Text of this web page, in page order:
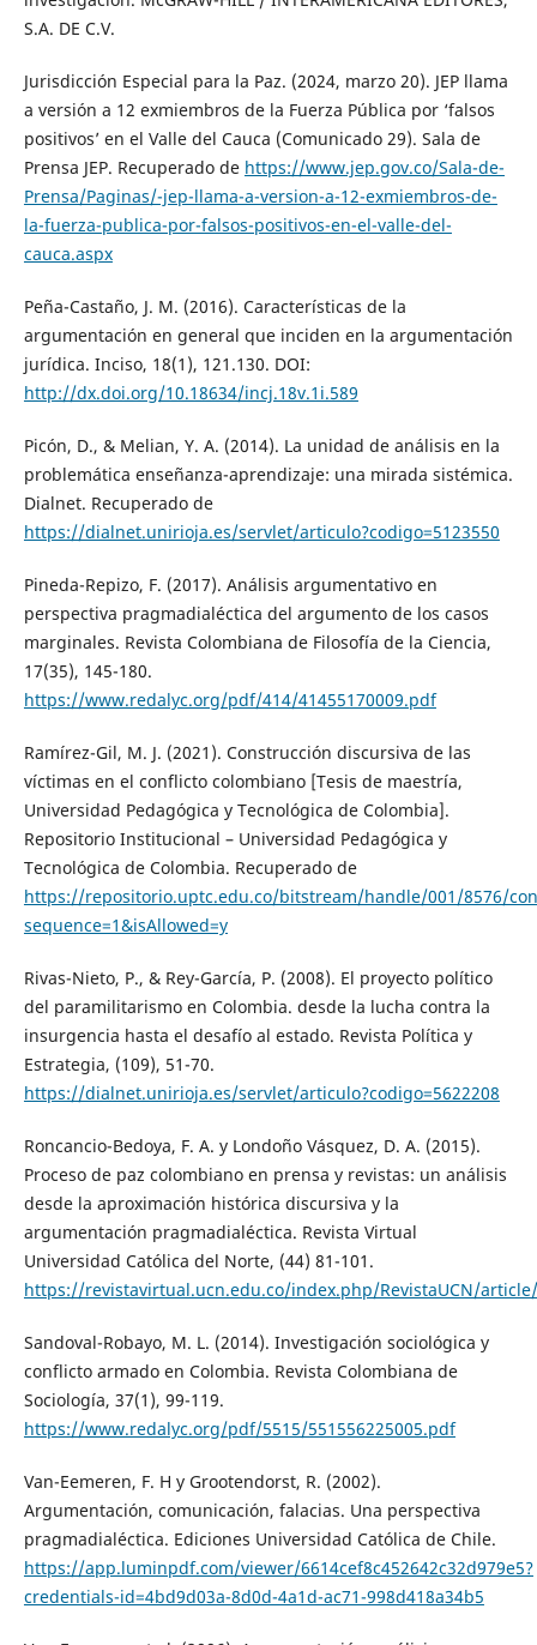
S.A. DE C.V.
Jurisdicción Especial para la Paz. (2024, marzo 20). JEP llama
a versión a 12 exmiembros de la Fuerza Pública por ‘falsos
positivos’ en el Valle del Cauca (Comunicado 29). Sala de
Prensa JEP. Recuperado de https://www.jep.gov.co/Sala-de-
Prensa/Paginas/-jep-llama-a-version-a-12-exmiembros-de-
la-fuerza-publica-por-falsos-positivos-en-el-valle-del-
cauca.aspx
Peña-Castaño, J. M. (2016). Características de la
argumentación en general que inciden en la argumentación
jurídica. Inciso, 18(1), 121.130. DOI:
http://dx.doi.org/10.18634/incj.18v.1i.589
Picón, D., & Melian, Y. A. (2014). La unidad de análisis en la
problemática enseñanza-aprendizaje: una mirada sistémica.
Dialnet. Recuperado de
https://dialnet.unirioja.es/servlet/articulo?codigo=5123550
Pineda-Repizo, F. (2017). Análisis argumentativo en
perspectiva pragmadialéctica del argumento de los casos
marginales. Revista Colombiana de Filosofía de la Ciencia,
17(35), 145-180.
https://www.redalyc.org/pdf/414/41455170009.pdf
Ramírez-Gil, M. J. (2021). Construcción discursiva de las
víctimas en el conflicto colombiano [Tesis de maestría,
Universidad Pedagógica y Tecnológica de Colombia].
Repositorio Institucional – Universidad Pedagógica y
Tecnológica de Colombia. Recuperado de
https://repositorio.uptc.edu.co/bitstream/handle/001/8576/
sequence=1&isAllowed=y
Rivas-Nieto, P., & Rey-García, P. (2008). El proyecto político
del paramilitarismo en Colombia. desde la lucha contra la
insurgencia hasta el desafío al estado. Revista Política y
Estrategia, (109), 51-70.
https://dialnet.unirioja.es/servlet/articulo?codigo=5622208
Roncancio-Bedoya, F. A. y Londoño Vásquez, D. A. (2015).
Proceso de paz colombiano en prensa y revistas: un análisis
desde la aproximación histórica discursiva y la
argumentación pragmadialéctica. Revista Virtual
Universidad Católica del Norte, (44) 81-101.
https://revistavirtual.ucn.edu.co/index.php/RevistaUCN/
Sandoval-Robayo, M. L. (2014). Investigación sociológica y
conflicto armado en Colombia. Revista Colombiana de
Sociología, 37(1), 99-119.
https://www.redalyc.org/pdf/5515/551556225005.pdf
Van-Eemeren, F. H y Grootendorst, R. (2002).
Argumentación, comunicación, falacias. Una perspectiva
pragmadialéctica. Ediciones Universidad Católica de Chile.
https://app.luminpdf.com/viewer/6614cef8c452642c32d979e5?
credentials-id=4bd9d03a-8d0d-4a1d-ac71-998d418a34b5